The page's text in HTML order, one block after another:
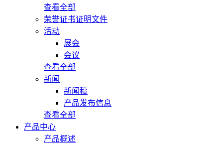
查看全部
荣誉证书证明文件
活动
展会
会议
查看全部
新闻
新闻稿
产品发布信息
查看全部
产品中心
产品概述